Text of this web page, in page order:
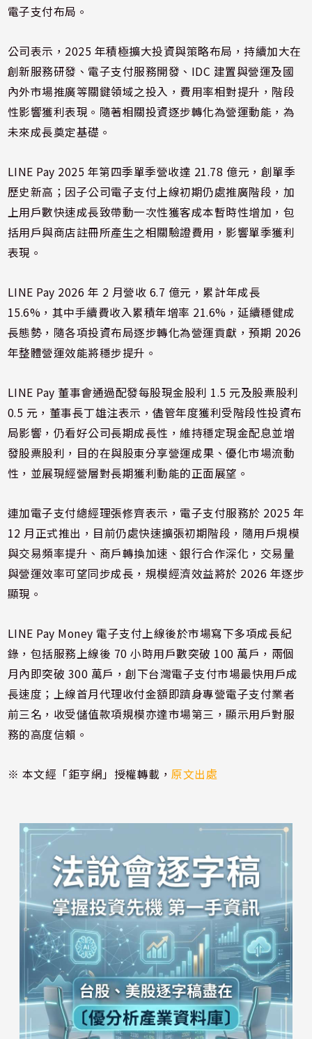
電子支付布局。
公司表示，2025 年積極擴大投資與策略布局，持續加大在
創新服務研發、電子支付服務開發、IDC 建置與營運及國
內外市場推廣等關鍵領域之投入，費用率相對提升，階段
性影響獲利表現。隨著相關投資逐步轉化為營運動能，為
未來成長奠定基礎。
LINE Pay 2025 年第四季單季營收達 21.78 億元，創單季
歷史新高；因子公司電子支付上線初期仍處推廣階段，加
上用戶數快速成長致帶動一次性獲客成本暫時性增加，包
括用戶與商店註冊所產生之相關驗證費用，影響單季獲利
表現。
LINE Pay 2026 年 2 月營收 6.7 億元，累計年成長
15.6%，其中手續費收入累積年增率 21.6%，延續穩健成
長態勢，隨各項投資布局逐步轉化為營運貢獻，預期 2026
年整體營運效能將穩步提升。
LINE Pay 董事會通過配發每股現金股利 1.5 元及股票股利
0.5 元，董事長丁雄注表示，儘管年度獲利受階段性投資布
局影響，仍看好公司長期成長性，維持穩定現金配息並增
發股票股利，目的在與股東分享營運成果、優化市場流動
性，並展現經營層對長期獲利動能的正面展望。
連加電子支付總經理張修齊表示，電子支付服務於 2025 年
12 月正式推出，目前仍處快速擴張初期階段，隨用戶規模
與交易頻率提升、商戶轉換加速、銀行合作深化，交易量
與營運效率可望同步成長，規模經濟效益將於 2026 年逐步
顯現。
LINE Pay Money 電子支付上線後於市場寫下多項成長紀
錄，包括服務上線後 70 小時用戶數突破 100 萬戶，兩個
月內即突破 300 萬戶，創下台灣電子支付市場最快用戶成
長速度；上線首月代理收付金額即躋身專營電子支付業者
前三名，收受儲值款項規模亦達市場第三，顯示用戶對服
務的高度信賴。
※ 本文經「鉅亨網」授權轉載，原文出處